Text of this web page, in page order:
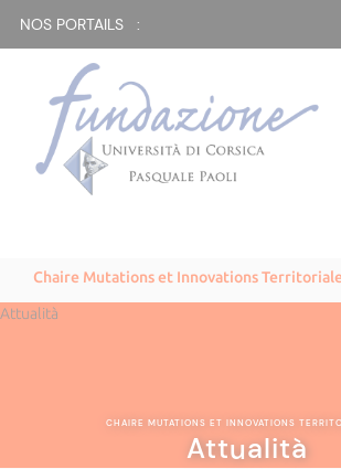
NOS PORTAILS :
Chaire Mutations et Innovations
Attualità
CHAIRE MUTATIONS ET INNOVATIONS
Attualità